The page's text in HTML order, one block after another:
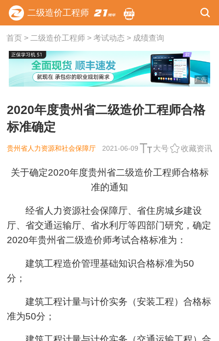
二级造价工程师
首页> 二级造价工程师> 考试动态 > 成绩查询
广告
2020年度贵州省二级造价工程师合格
标准确定
贵州省人力资源和社会保障厅 2021-06-09 大号 收藏资讯
关于确定2020年度贵州省二级造价工程师合格标
准的通知
经省人力资源社会保障厅、省住房城乡建设
厅、省交通运输厅、省水利厅等四部门研究，确定
2020年贵州省二级造价师考试合格标准为：
建筑工程造价管理基础知识合格标准为50
分；
建筑工程计量与计价实务（安装工程）合格标
准为50分；
用户m2****88
用户m1****68
用户zh****35